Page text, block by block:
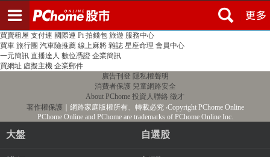
PChome首頁 線上購物 24h購物 書店
買賣租屋 支付連 國際連 Pi 拍錢包 旅遊 服務中心
買車 旅行團 汽車險推薦 線上麻將 雜誌 星座命理 會員中心
一元簡訊 直播達人 數位憑證 企業簡訊
買網址 虛擬主機 企業郵件
廣告刊登 隱私權聲明
消費者保護 兒童網路安全
About PChome 投資人聯絡 徵才
著作權保護 ｜網路家庭版權所有、轉載必究‧Copyright PChome Online
PChome Online and PChome are trademarks of PChome Online Inc.
大盤 自選股